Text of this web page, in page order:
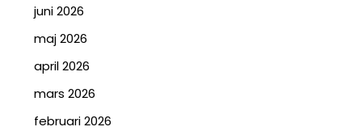
juni 2026
maj 2026
april 2026
mars 2026
februari 2026